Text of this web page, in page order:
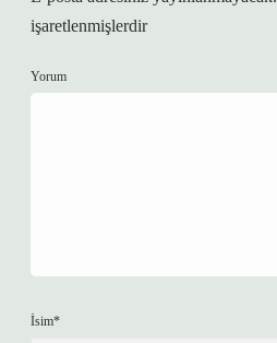
işaretlenmişlerdir
Yorum
İsim*